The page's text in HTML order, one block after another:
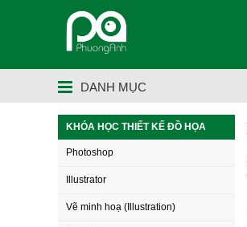
DANH MỤC
KHÓA HỌC THIẾT KẾ ĐỒ HỌA
Photoshop
Illustrator
Vẽ minh hoạ (Illustration)